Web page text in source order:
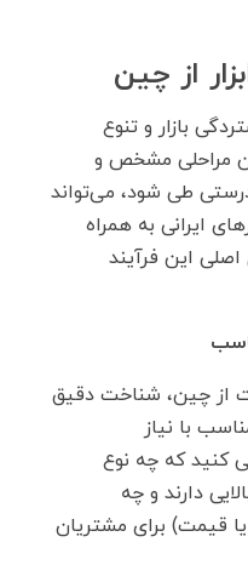
از چین
بازار و تنوع
مراحلی مشخص و
طی شود، می‌تواند
ایرانی به همراه
این فرآیند
از چین، شناخت دقیق
با نیاز
کنید که چه نوع
دارند و چه
قیمت) برای مشتریان